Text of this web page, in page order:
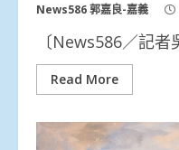
News586 郭嘉良-嘉義
〔News586／記
Read More